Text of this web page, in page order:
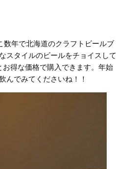
数年で北海道のクラフトビールブ
スタイルのビールをチョイスして
得な価格で購入できます。年始
んでみてくださいね！！